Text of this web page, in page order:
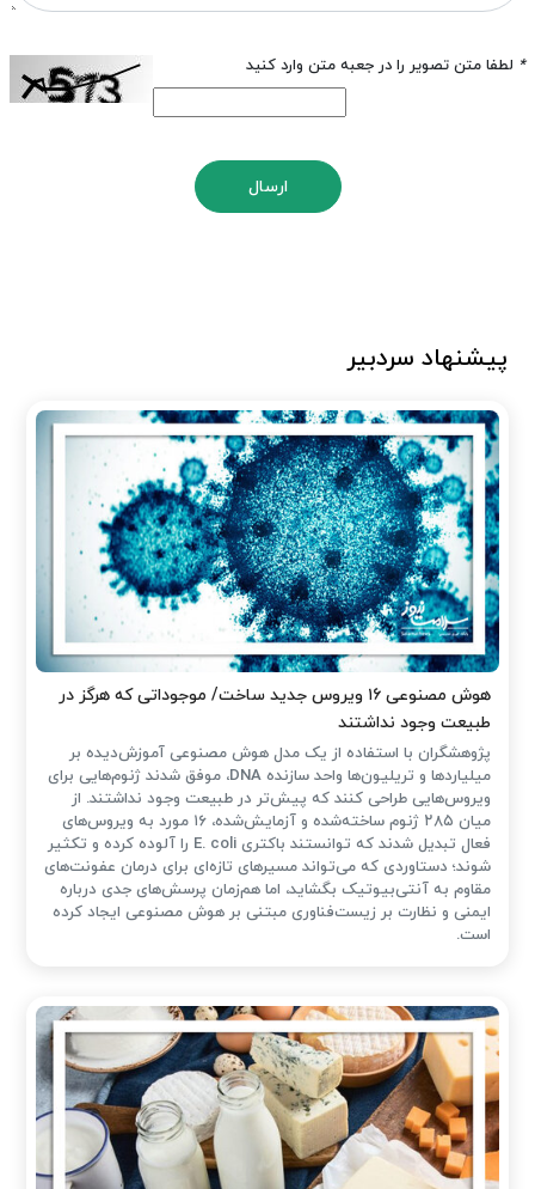
* لطفا متن تصویر را در جعبه متن وارد کنید
ارسال
پیشنهاد سردبیر
هوش مصنوعی ۱۶ ویروس جدید ساخت/ موجوداتی که هرگز در
طبیعت وجود نداشتند
پژوهشگران با استفاده از یک مدل هوش مصنوعی آموزش‌دیده بر
میلیاردها و تریلیون‌ها واحد سازنده DNA، موفق شدند ژنوم‌هایی برای
ویروس‌هایی طراحی کنند که پیش‌تر در طبیعت وجود نداشتند. از
میان ۲۸۵ ژنوم ساخته‌شده و آزمایش‌شده، ۱۶ مورد به ویروس‌های
فعال تبدیل شدند که توانستند باکتری E. coli را آلوده کرده و تکثیر
شوند؛ دستاوردی که می‌تواند مسیرهای تازه‌ای برای درمان عفونت‌های
مقاوم به آنتی‌بیوتیک بگشاید، اما هم‌زمان پرسش‌های جدی درباره
ایمنی و نظارت بر زیست‌فناوری مبتنی بر هوش مصنوعی ایجاد کرده
است.